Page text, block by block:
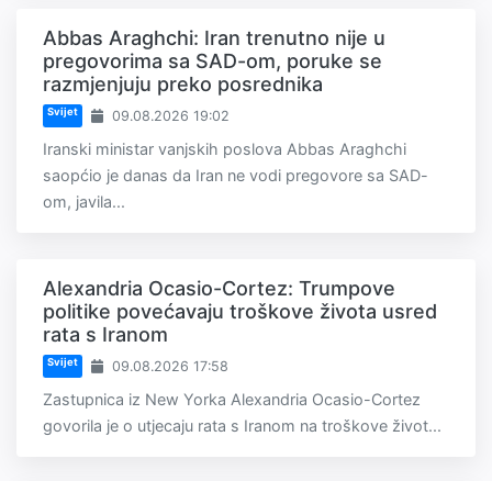
Abbas Araghchi: Iran trenutno nije u
pregovorima sa SAD-om, poruke se
razmjenjuju preko posrednika
Svijet 09.08.2026 19:02
Iranski ministar vanjskih poslova Abbas Araghchi
saopćio je danas da Iran ne vodi pregovore sa SAD-
om, javila...
Alexandria Ocasio-Cortez: Trumpove
politike povećavaju troškove života usred
rata s Iranom
Svijet 09.08.2026 17:58
Zastupnica iz New Yorka Alexandria Ocasio-Cortez
govorila je o utjecaju rata s Iranom na troškove život...